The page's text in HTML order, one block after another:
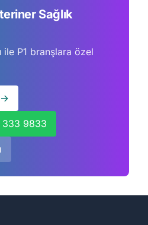
Sağlık
P1 branşlara özel
→
333 9833